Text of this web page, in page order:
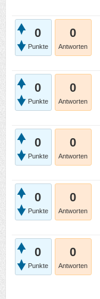
0
Punkte
0
Antworten
0
Punkte
0
Antworten
0
Punkte
0
Antworten
0
Punkte
0
Antworten
0
Punkte
0
Antworten